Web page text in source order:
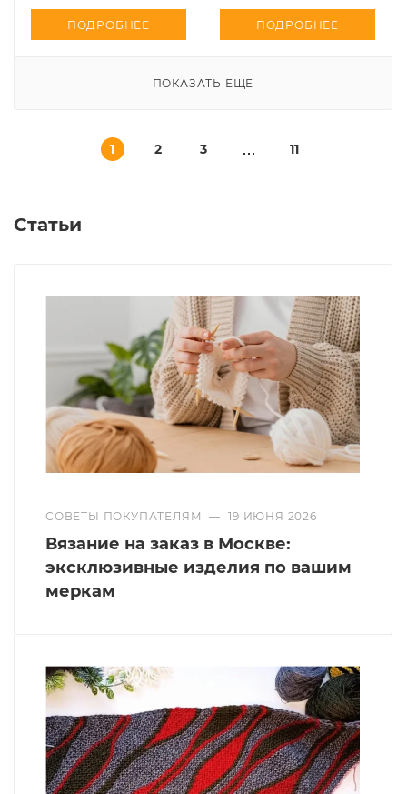
ПОДРОБНЕЕ ПОДРОБНЕЕ
ПОКАЗАТЬ ЕЩЕ
1 2 3 11
Статьи
СОВЕТЫ ПОКУПАТЕЛЯМ — 19 ИЮНЯ 2026
Вязание на заказ в Москве:
эксклюзивные изделия по вашим
меркам